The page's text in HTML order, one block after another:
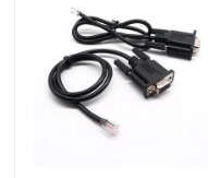
Fabrieksreis
Kwaliteitscontrole